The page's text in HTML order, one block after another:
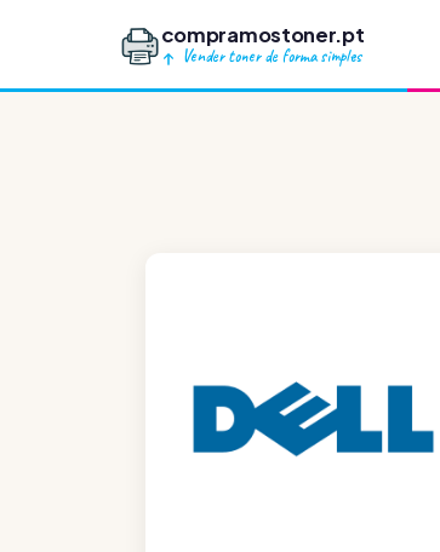
compramostoner.pt
Vender toner de forma simples